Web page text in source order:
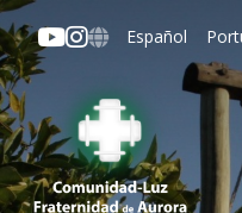
Español